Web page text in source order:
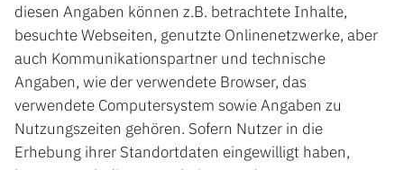
diesen Angaben können z.B. betrachtete Inhalte,
besuchte Webseiten, genutzte Onlinenetzwerke, aber
auch Kommunikationspartner und technische
Angaben, wie der verwendete Browser, das
verwendete Computersystem sowie Angaben zu
Nutzungszeiten gehören. Sofern Nutzer in die
Erhebung ihrer Standortdaten eingewilligt haben,